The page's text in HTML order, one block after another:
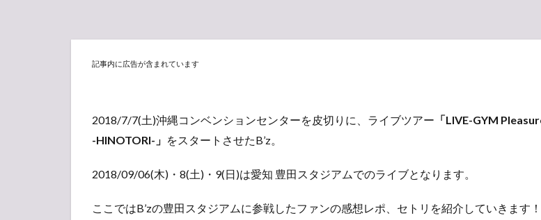
記事内に広告が含まれています
2018/7/7(土)沖縄コンベンションセンターを皮切りに、ライブツアー 「LIVE-GYM
-HINOTORI-」 をスタートさせたB’z。
2018/09/06(木)・8(土)・9(日)は愛知 豊田スタジアムでのライブとなります。
ここではB’zの豊田スタジアムに参戦したファンの感想レポ、セトリを紹介していきます！